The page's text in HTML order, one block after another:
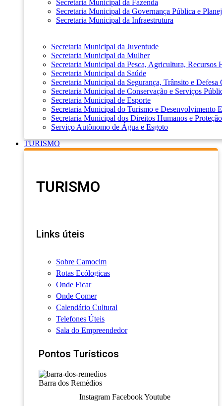
Secretaria Municipal da Fazenda
Secretaria Municipal da Governança Pública e
Secretaria Municipal da Infraestrutura
Secretaria Municipal da Juventude
Secretaria Municipal da Mulher
Secretaria Municipal da Pesca, Agricultura, Recursos
Secretaria Municipal da Saúde
Secretaria Municipal da Segurança, Trânsito e Defesa
Secretaria Municipal de Conservação e Serviços
Secretaria Municipal de Esporte
Secretaria Municipal do Turismo e Desenvolvimento
Secretaria Municipal dos Direitos Humanos e
Serviço Autônomo de Água e Esgoto
TURISMO
TURISMO
Links úteis
Sobre Camocim
Rotas Ecólogicas
Onde Ficar
Onde Comer
Calendário Cultural
Telefones Úteis
Sala do Empreendedor
Pontos Turísticos
Barra dos Remédios
Instagram Facebook Youtube